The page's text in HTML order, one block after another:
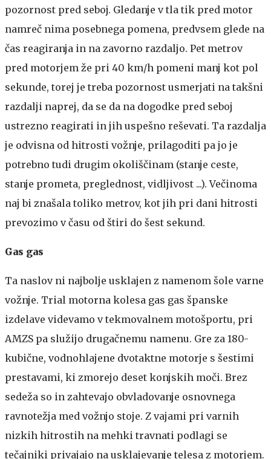
pozornost pred seboj. Gledanje v tla tik pred motor
namreč nima posebnega pomena, predvsem glede na
čas reagiranja in na zavorno razdaljo. Pet metrov
pred motorjem že pri 40 km/h pomeni manj kot pol
sekunde, torej je treba pozornost usmerjati na takšni
razdalji naprej, da se da na dogodke pred seboj
ustrezno reagirati in jih uspešno reševati. Ta razdalja
je odvisna od hitrosti vožnje, prilagoditi pa jo je
potrebno tudi drugim okoliščinam (stanje ceste,
stanje prometa, preglednost, vidljivost ...). Večinoma
naj bi znašala toliko metrov, kot jih pri dani hitrosti
prevozimo v času od štiri do šest sekund.
Gas gas
Ta naslov ni najbolje usklajen z namenom šole varne
vožnje. Trial motorna kolesa gas gas španske
izdelave videvamo v tekmovalnem motošportu, pri
AMZS pa služijo drugačnemu namenu. Gre za 180-
kubične, vodnohlajene dvotaktne motorje s šestimi
prestavami, ki zmorejo deset konjskih moči. Brez
sedeža so in zahtevajo obvladovanje osnovnega
ravnotežja med vožnjo stoje. Z vajami pri varnih
nizkih hitrostih na mehki travnati podlagi se
tečajniki privajajo na usklajevanje telesa z motorjem.